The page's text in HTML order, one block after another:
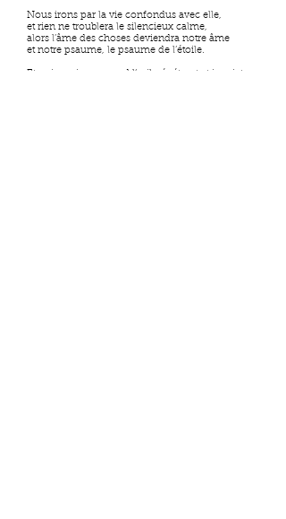
Nous irons par la vie confondus avec elle,
et rien ne troublera le silencieux calme,
alors l’âme des choses deviendra notre âme
et notre psaume, le psaume de l’étoile.
Et puis un jour, quand l’œil pénétrant et inquiet